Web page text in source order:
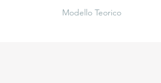
Modello Teorico